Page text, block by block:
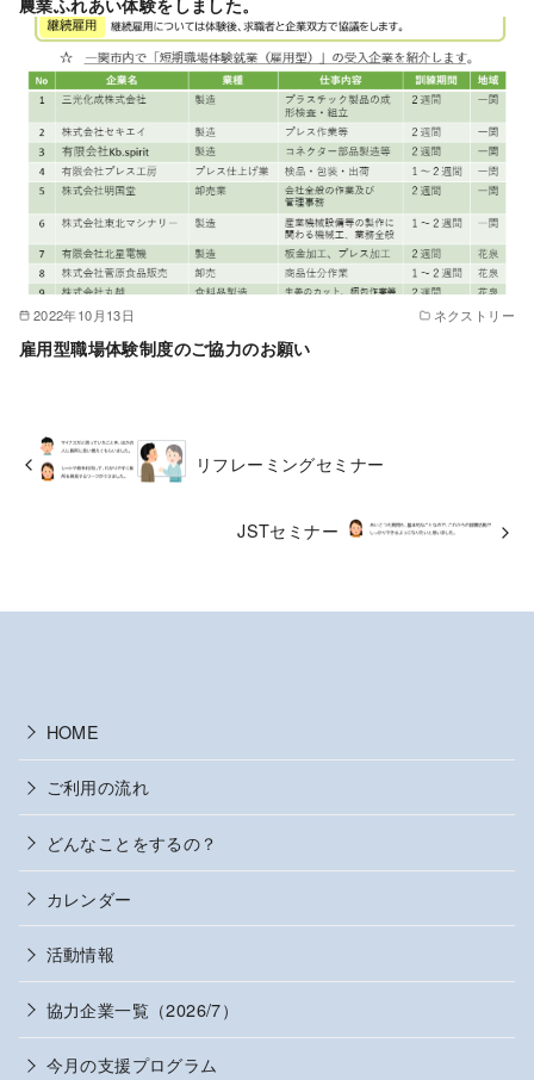
農業ふれあい体験をしました。
2022年10月13日 ネクストリー
雇用型職場体験制度のご協力のお願い
リフレーミングセミナー
JSTセミナー
HOME
ご利用の流れ
どんなことをするの？
カレンダー
活動情報
協力企業一覧（2026/7）
今月の支援プログラム